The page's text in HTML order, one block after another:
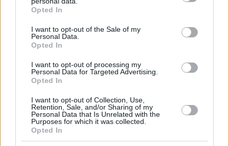
grant or deny consent to Google and its third-party tags to
use your data for below specified purposes in below Google
consent section.
Opted In
I want to opt-out of the Sale of my
Personal Data.
Opted In
I want to opt-out of processing my
Personal Data for Targeted Advertising.
Opted In
I want to opt-out of Collection, Use,
Retention, Sale, and/or Sharing of my
Personal Data that Is Unrelated with the
Purposes for which it was collected.
Opted In
καλώδιο Ελλάδας-Κύπρου: Η
γεωπολιτική σημασία της εμπλοκής
της Meridiam
06.08.2026, 07:23 14
Games